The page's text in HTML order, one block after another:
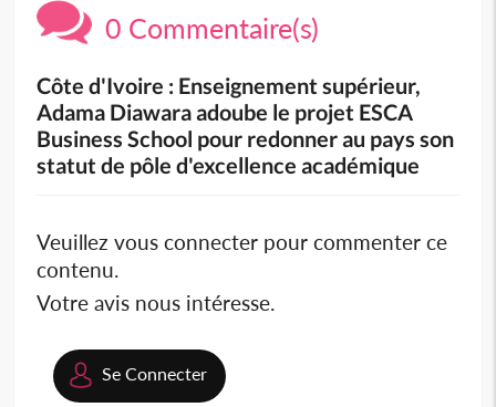
0 Commentaire(s)
Côte d'Ivoire : Enseignement supérieur,
Adama Diawara adoube le projet ESCA
Business School pour redonner au pays son
statut de pôle d'excellence académique
Veuillez vous connecter pour commenter ce
contenu.
Votre avis nous intéresse.
Se Connecter